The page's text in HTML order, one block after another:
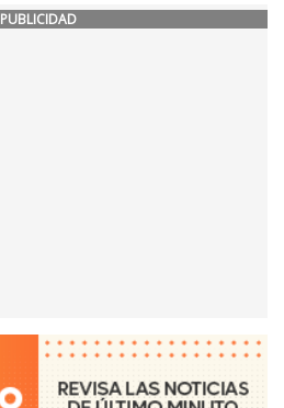
PUBLICIDAD